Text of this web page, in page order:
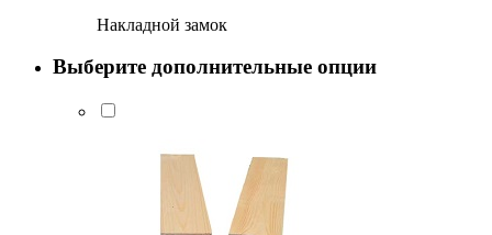
Накладной замок
Выберите дополнительные опции